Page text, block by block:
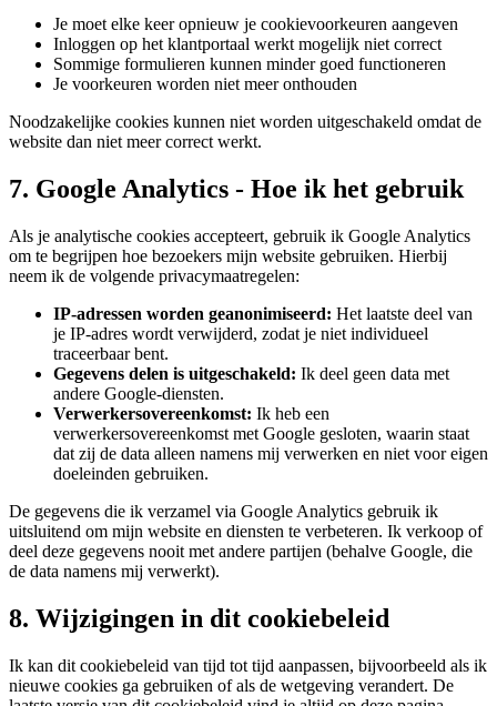
Je moet elke keer opnieuw je cookievoorkeuren aangeven
Inloggen op het klantportaal werkt mogelijk niet correct
Sommige formulieren kunnen minder goed functioneren
Je voorkeuren worden niet meer onthouden
Noodzakelijke cookies kunnen niet worden uitgeschakeld omdat de
website dan niet meer correct werkt.
7. Google Analytics - Hoe ik het gebruik
Als je analytische cookies accepteert, gebruik ik Google Analytics
om te begrijpen hoe bezoekers mijn website gebruiken. Hierbij
neem ik de volgende privacymaatregelen:
IP-adressen worden geanonimiseerd: Het laatste deel van
je IP-adres wordt verwijderd, zodat je niet individueel
traceerbaar bent.
Gegevens delen is uitgeschakeld: Ik deel geen data met
andere Google-diensten.
Verwerkersovereenkomst: Ik heb een
verwerkersovereenkomst met Google gesloten, waarin staat
dat zij de data alleen namens mij verwerken en niet voor eigen
doeleinden gebruiken.
De gegevens die ik verzamel via Google Analytics gebruik ik
uitsluitend om mijn website en diensten te verbeteren. Ik verkoop of
deel deze gegevens nooit met andere partijen (behalve Google, die
de data namens mij verwerkt).
8. Wijzigingen in dit cookiebeleid
Ik kan dit cookiebeleid van tijd tot tijd aanpassen, bijvoorbeeld als ik
nieuwe cookies ga gebruiken of als de wetgeving verandert. De